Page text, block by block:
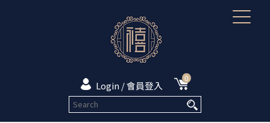
Login / 會員登入
0